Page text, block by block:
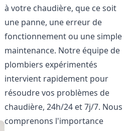
à votre chaudière, que ce soit
une panne, une erreur de
fonctionnement ou une simple
maintenance. Notre équipe de
plombiers expérimentés
intervient rapidement pour
résoudre vos problèmes de
chaudière, 24h/24 et 7j/7. Nous
comprenons l'importance